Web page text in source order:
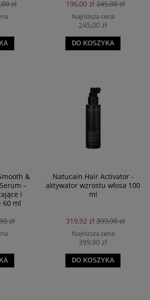
zł
196,00 zł 245,00 zł
Najniższa cena
245,00 zł
DO KOSZYKA
&
–
i
60 ml
zł
Natucain Hair Activator -
aktywator wzrostu włosa 100
ml
319,92 zł 399,90 zł
Najniższa cena
399,90 zł
DO KOSZYKA